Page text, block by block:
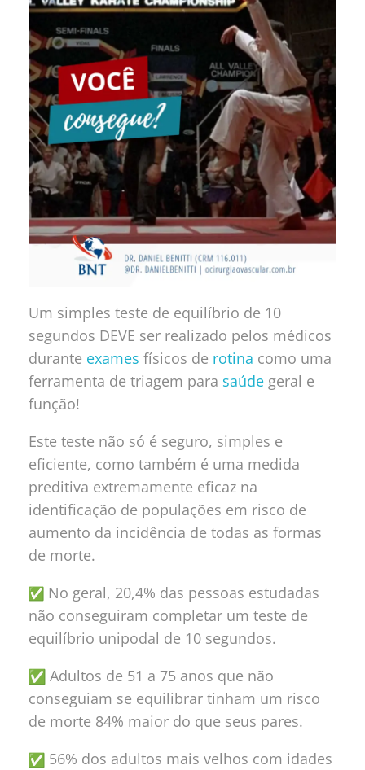
Um simples teste de equilíbrio de 10
segundos DEVE ser realizado pelos médicos
durante exames físicos de rotina como uma
ferramenta de triagem para saúde geral e
função!
Este teste não só é seguro, simples e
eficiente, como também é uma medida
preditiva extremamente eficaz na
identificação de populações em risco de
aumento da incidência de todas as formas
de morte.
No geral, 20,4% das pessoas estudadas
não conseguiram completar um teste de
equilíbrio unipodal de 10 segundos.
Adultos de 51 a 75 anos que não
conseguiam se equilibrar tinham um risco
de morte 84% maior do que seus pares.
56% dos adultos mais velhos com idades